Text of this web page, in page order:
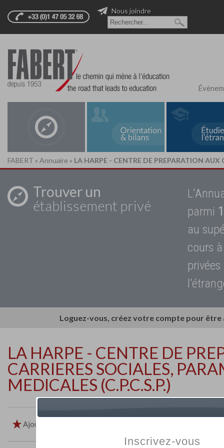
Nous joindre
FABERT » Annuaire » LA HARPE - CENTRE DE PREPARATION AUX
Trouver un
établissement privé
parmi
au
cours
Loguez-vous, créez votre compte pour
LA HARPE - CENTRE DE
CARRIERES SOCIALES,
MEDICALES (C.P.C.S.P.)
Ajouter aux favoris
Inscrivez-vous